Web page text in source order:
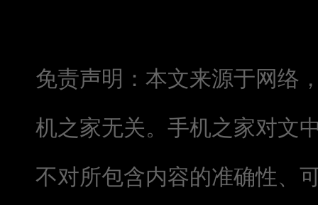
免责声明：本文来源于网络
机之家无关。手机之家对文
不对所包含内容的准确性、